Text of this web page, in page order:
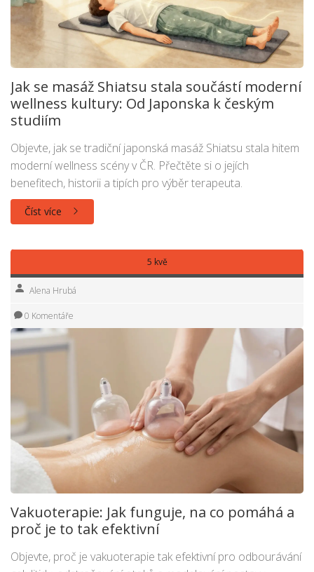
Jak se masáž Shiatsu stala součástí moderní
wellness kultury: Od Japonska k českým
studiím
Objevte, jak se tradiční japonská masáž Shiatsu stala hitem
moderní wellness scény v ČR. Přečtěte si o jejích
benefitech, historii a tipích pro výběr terapeuta.
Číst více
5 kvě
Alena Hrubá
0 Komentáře
Vakuoterapie: Jak funguje, na co pomáhá a
proč je to tak efektivní
Objevte, proč je vakuoterapie tak efektivní pro odbourávání